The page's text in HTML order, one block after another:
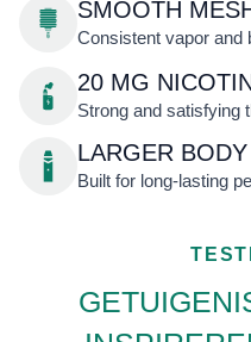
SMOOTH
Consistent vapor and
20 MG
Strong and satisfying
LARGER BODY
Built for long-lasting